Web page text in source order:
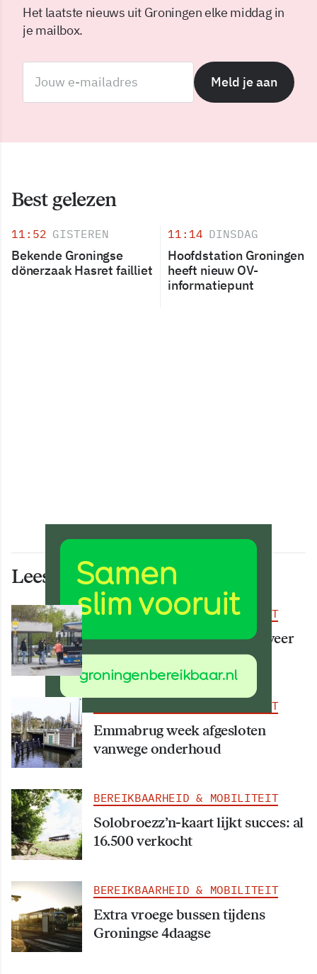
Het laatste nieuws uit Groningen elke middag in
je mailbox.
Meld je aan
Best gelezen
11:52 GISTEREN
Bekende Groningse
dönerzaak Hasret failliet
11:14 DINSDAG
Hoofdstation Groningen
heeft nieuw OV-
informatiepunt
Lees ook deze artikelen
BEREIKBAARHEID & MOBILITEIT
Vanaf 15 augustus rijden er weer
meer bussen
BEREIKBAARHEID & MOBILITEIT
Emmabrug week afgesloten
vanwege onderhoud
BEREIKBAARHEID & MOBILITEIT
Solobroezz’n-kaart lijkt succes: al
16.500 verkocht
BEREIKBAARHEID & MOBILITEIT
Extra vroege bussen tijdens
Groningse 4daagse